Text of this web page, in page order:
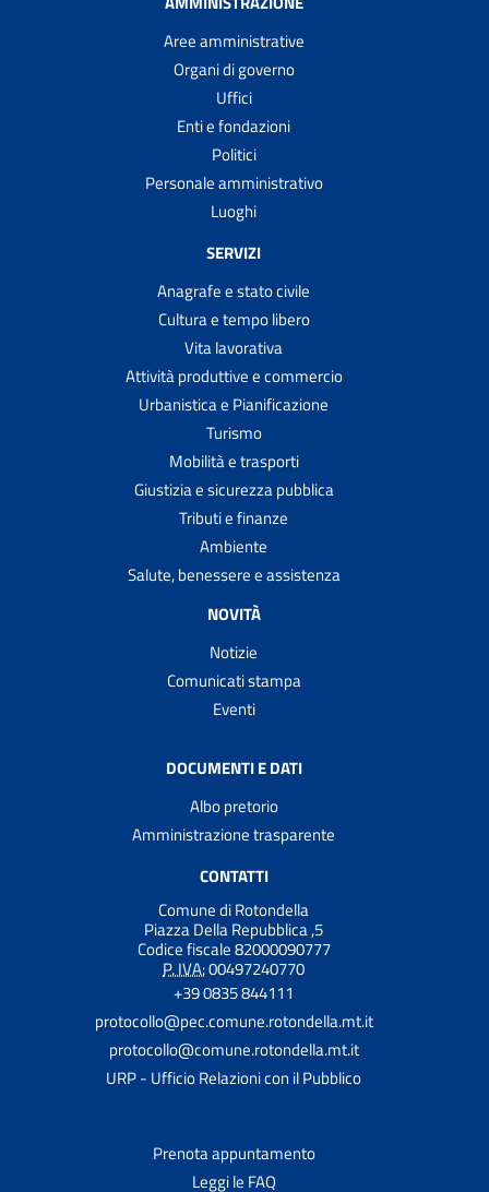
Aree amministrative
Organi di governo
Uffici
Enti e fondazioni
Politici
Personale amministrativo
Luoghi
SERVIZI
Anagrafe e stato civile
Cultura e tempo libero
Vita lavorativa
Attività produttive e commercio
Urbanistica e Pianificazione
Turismo
Mobilità e trasporti
Giustizia e sicurezza pubblica
Tributi e finanze
Ambiente
Salute, benessere e assistenza
NOVITÀ
Notizie
Comunicati stampa
Eventi
DOCUMENTI E DATI
Albo pretorio
Amministrazione trasparente
CONTATTI
Comune di Rotondella
Piazza Della Repubblica ,5
Codice fiscale 82000090777
P. IVA:00497240770
+39 0835 844111
protocollo@pec.comune.rotondella.mt.it
protocollo@comune.rotondella.mt.it
URP - Ufficio Relazioni con il Pubblico
Prenota appuntamento
Leggi le FAQ